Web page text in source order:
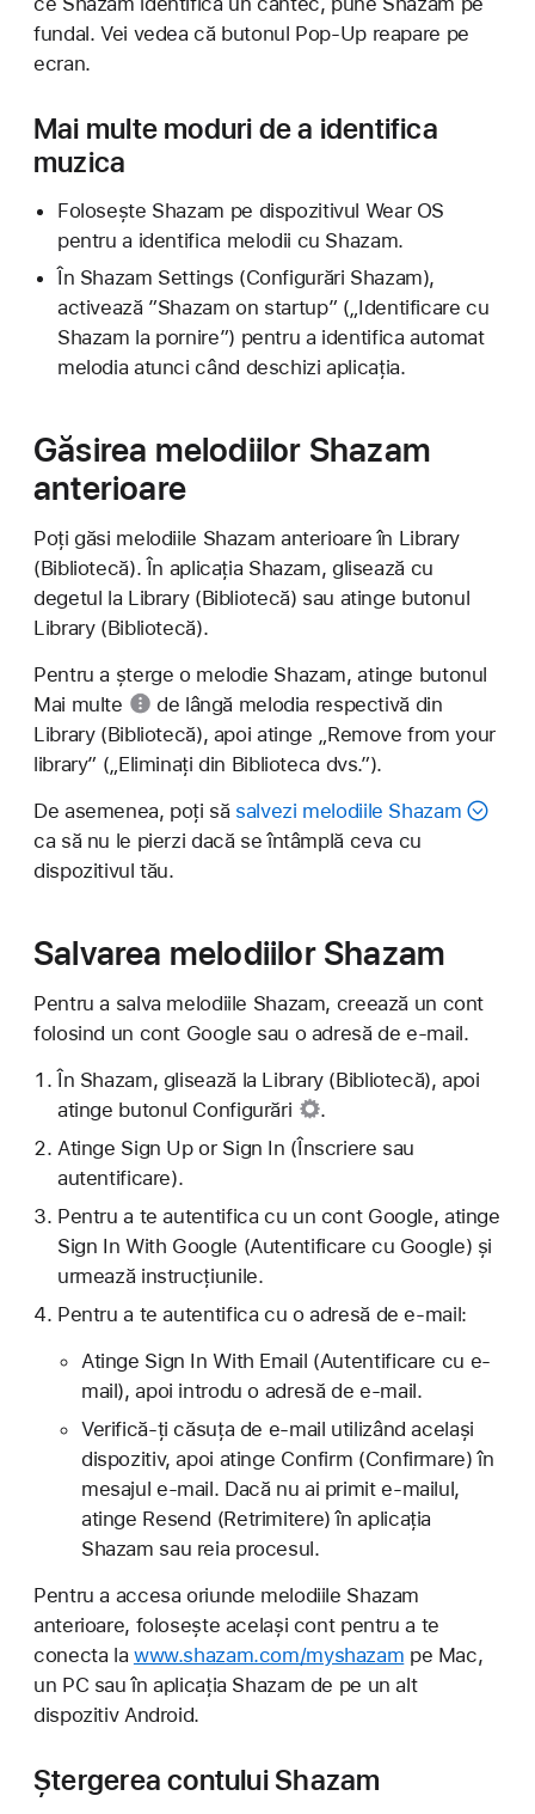
fundal. Vei vedea că butonul Pop-Up reapare pe
ecran.
Mai multe moduri de a identifica
muzica
Folosește Shazam pe dispozitivul Wear OS
pentru a identifica melodii cu Shazam.
În Shazam Settings (Configurări Shazam),
activează ”Shazam on startup” („Identificare cu
Shazam la pornire”) pentru a identifica automat
melodia atunci când deschizi aplicația.
Găsirea melodiilor Shazam
anterioare
Poți găsi melodiile Shazam anterioare în Library
(Bibliotecă). În aplicația Shazam, glisează cu
degetul la Library (Bibliotecă) sau atinge butonul
Library (Bibliotecă).
Pentru a șterge o melodie Shazam, atinge butonul
Mai multe
de lângă melodia respectivă din
Library (Bibliotecă), apoi atinge „Remove from your
library” („Eliminați din Biblioteca dvs.”).
De asemenea, poți să salvezi melodiile Shazam
ca să nu le pierzi dacă se întâmplă ceva cu
dispozitivul tău.
Salvarea melodiilor Shazam
Pentru a salva melodiile Shazam, creează un cont
folosind un cont Google sau o adresă de e-mail.
În Shazam, glisează la Library (Bibliotecă), apoi
atinge butonul Configurări
.
Atinge Sign Up or Sign In (Înscriere sau
autentificare).
Pentru a te autentifica cu un cont Google, atinge
Sign In With Google (Autentificare cu Google) și
urmează instrucțiunile.
Pentru a te autentifica cu o adresă de e-mail:
Atinge Sign In With Email (Autentificare cu e-
mail), apoi introdu o adresă de e-mail.
Verifică-ți căsuța de e-mail utilizând același
dispozitiv, apoi atinge Confirm (Confirmare) în
mesajul e-mail. Dacă nu ai primit e-mailul,
atinge Resend (Retrimitere) în aplicația
Shazam sau reia procesul.
Pentru a accesa oriunde melodiile Shazam
anterioare, folosește același cont pentru a te
conecta la www.shazam.com/myshazam pe Mac,
un PC sau în aplicația Shazam de pe un alt
dispozitiv Android.
Ștergerea contului Shazam